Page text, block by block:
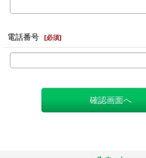
電話番号 [必須]
確認画面へ